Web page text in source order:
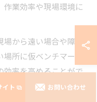
作業効率や現場環境に
場から遠い場合や障害
所に仮ベンチマーク
効率を高めることがで
誤差が生じやすいた
イト お問い合わせ